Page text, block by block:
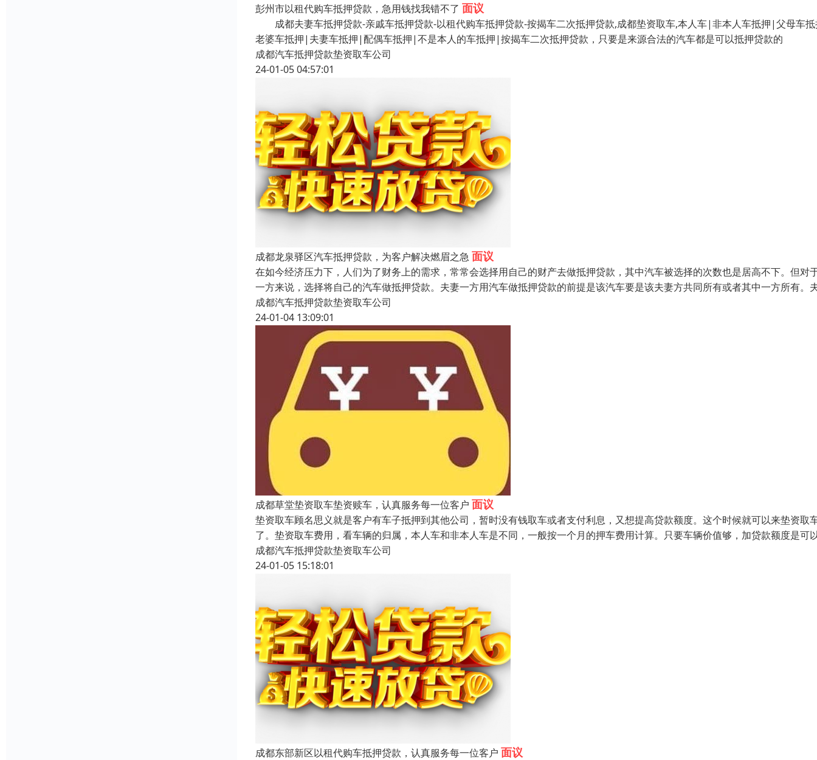
彭州市以租代购车抵押贷款，急用钱找我错不了 面议
成都夫妻车抵押贷款-亲戚车抵押贷款-以租代购车抵押贷款-按揭车二次抵押贷款,成都垫资取车,本人车|非本人车抵押|父母车
老婆车抵押|夫妻车抵押|配偶车抵押|不是本人的车抵押|按揭车二次抵押贷款，只要是来源合法的汽车都是可以抵押贷款的
成都汽车抵押贷款垫资取车公司
24-01-05 04:57:01
成都龙泉驿区汽车抵押贷款，为客户解决燃眉之急 面议
在如今经济压力下，人们为了财务上的需求，常常会选择用自己的财产去做抵押贷款，其中汽车被选择的次数也是居高不下。但对
一方来说，选择将自己的汽车做抵押贷款。夫妻一方用汽车做抵押贷款的前提是该汽车要是该夫妻方共同所有或者其中一方所有。
成都汽车抵押贷款垫资取车公司
24-01-04 13:09:01
成都草堂垫资取车垫资赎车，认真服务每一位客户 面议
垫资取车顾名思义就是客户有车子抵押到其他公司，暂时没有钱取车或者支付利息，又想提高贷款额度。这个时候就可以来垫资取
了。垫资取车费用，看车辆的归属，本人车和非本人车是不同，一般按一个月的押车费用计算。只要车辆价值够，加贷款额度是可
成都汽车抵押贷款垫资取车公司
24-01-05 15:18:01
成都东部新区以租代购车抵押贷款，认真服务每一位客户 面议